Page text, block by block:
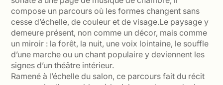
compose un parcours où les formes changent sans
cesse d’échelle, de couleur et de visage.Le paysage y
demeure présent, non comme un décor, mais comme
un miroir : la forêt, la nuit, une voix lointaine, le souffle
d’une marche ou un chant populaire y deviennent les
signes d’un théâtre intérieur.
Ramené à l’échelle du salon, ce parcours fait du récit